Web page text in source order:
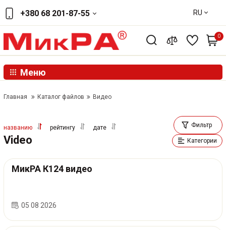
+380 68 201-87-55 RU
0
Меню
Главная Каталог файлов Видео
названию рейтингу дате Фильтр
Video Категории
МикРА К124 видео
05 08 2026